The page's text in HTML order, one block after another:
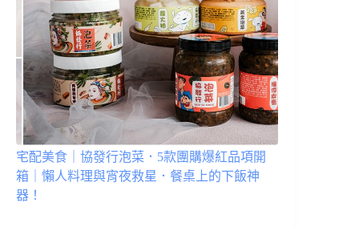
宅配美食｜協發行泡菜．5款團購爆紅品項開
箱｜懶人料理與宵夜救星．餐桌上的下飯神
器！